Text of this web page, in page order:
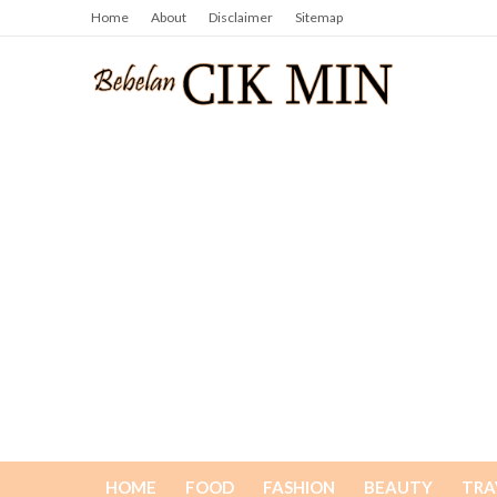
Home About Disclaimer Sitemap
HOME FOOD FASHION BEAUTY